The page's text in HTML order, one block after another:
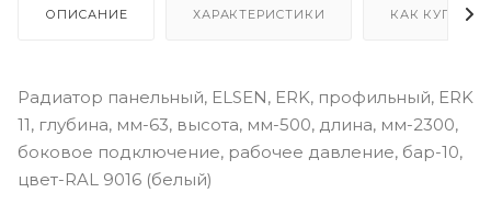
ОПИСАНИЕ ХАРАКТЕРИСТИКИ КАК КУПИТЬ
Радиатор панельный, ELSEN, ERK, профильный, ERK
11, глубина, мм-63, высота, мм-500, длина, мм-2300,
боковое подключение, рабочее давление, бар-10,
цвет-RAL 9016 (белый)